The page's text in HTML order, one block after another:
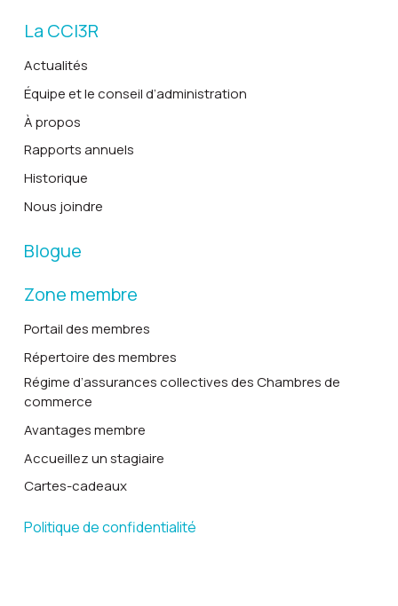
La CCI3R
Actualités
Équipe et le conseil d’administration
À propos
Rapports annuels
Historique
Nous joindre
Blogue
Zone membre
Portail des membres
Répertoire des membres
Régime d’assurances collectives des Chambres de
commerce
Avantages membre
Accueillez un stagiaire
Cartes-cadeaux
Politique de confidentialité